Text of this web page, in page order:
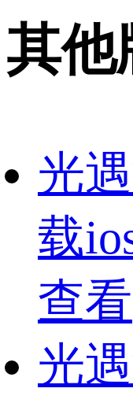
其他
光
载
查看
光